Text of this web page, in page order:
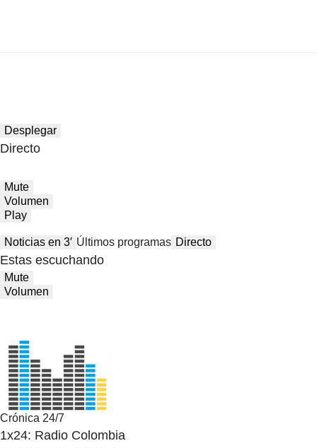
Desplegar
Directo
Mute
Volumen
Play
Noticias en 3′ Últimos programas Directo
Estas escuchando
Mute
Volumen
Crónica 24/7
1x24: Radio Colombia